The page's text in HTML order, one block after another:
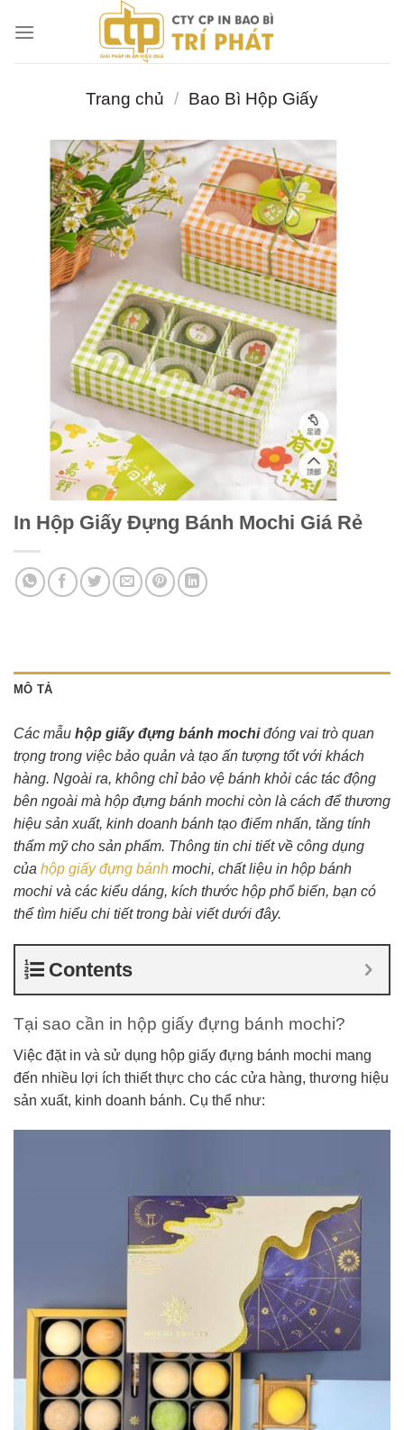
đến
Trang chủ / Bao Bì Hộp Giấy
In Hộp Giấy Đựng Bánh Mochi Giá Rẻ
MÔ TẢ
Các mẫu hộp giấy đựng bánh mochiđóng vai trò quan
trọng trong việc bảo quản và tạo ấn tượng tốt với khách
hàng. Ngoài ra, không chỉ bảo vệ bánh khỏi các tác động
bên ngoài mà hộp đựng bánh mochi còn là cách để thương
hiệu sản xuất, kinh doanh bánh tạo điểm nhấn, tăng tính
thẩm mỹ cho sản phẩm. Thông tin chi tiết về công dụng
của hộp giấy đựng bánh mochi, chất liệu in hộp bánh
mochi và các kiểu dáng, kích thước hộp phổ biến, bạn có
thể tìm hiểu chi tiết trong bài viết dưới đây.
Contents
Tại sao cần in hộp giấy đựng bánh mochi?
Việc đặt in và sử dụng hộp giấy đựng bánh mochi mang
đến nhiều lợi ích thiết thực cho các cửa hàng, thương hiệu
sản xuất, kinh doanh bánh. Cụ thể như: